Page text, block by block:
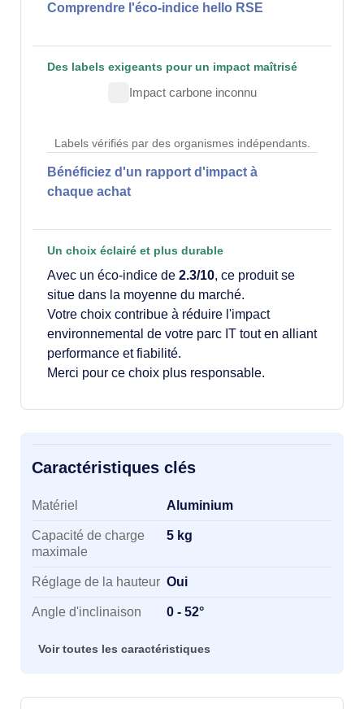
Comprendre l'éco-indice hello RSE
Des labels exigeants pour un impact maîtrisé
Impact carbone inconnu
Labels vérifiés par des organismes indépendants.
Bénéficiez d'un rapport d'impact à
chaque achat
Un choix éclairé et plus durable
Avec un éco-indice de 2.3/10, ce produit se
situe dans la moyenne du marché.
Votre choix contribue à réduire l'impact
environnemental de votre parc IT tout en alliant
performance et fiabilité.
Merci pour ce choix plus responsable.
Caractéristiques clés
Caractéristiques clés
Matériel Aluminium
Capacité de charge
maximale
5 kg
Réglage de la hauteur Oui
Angle d'inclinaison 0 - 52°
Voir toutes les caractéristiques